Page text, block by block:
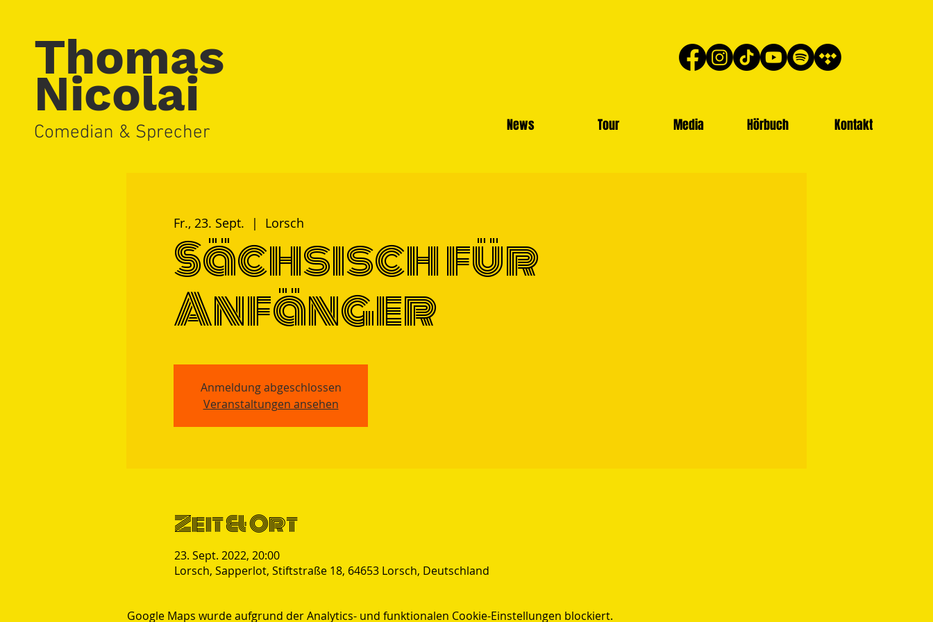
Thomas
Nicolai
Comedian & Sprecher News Tour Media Hörbuch Kontakt
Fr., 23. Sept.
  |
Lorsch
Sächsisch für
Anfänger
Anmeldung abgeschlossen
Veranstaltungen ansehen
Zeit & Ort
23. Sept. 2022, 20:00
Lorsch, Sapperlot, Stiftstraße 18, 64653 Lorsch, Deutschland
Google Maps wurde aufgrund der Analytics- und funktionalen Cookie-Einstellungen blockiert.